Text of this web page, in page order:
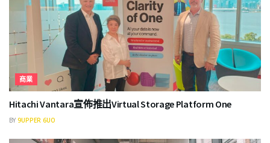
商業
Hitachi Vantara宣佈推出Virtual Storage Platform One
BY 9UPPER 6UO